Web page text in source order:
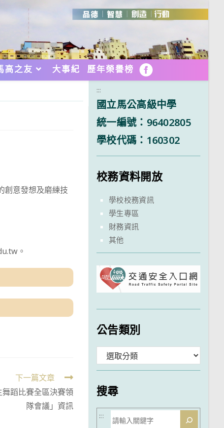
高之友 大事紀 歷年榮譽榜 FB
創意發想及磨練技
。
下一篇文章
舞蹈比賽全區決賽領
隊會議」資訊
:::
國立馬公高級中學
統一編號：96402805
學校代碼：160302
校務資料開放
學校校務資訊
學生專區
財務資訊
其他
公告類別
類
搜尋
搜
:::